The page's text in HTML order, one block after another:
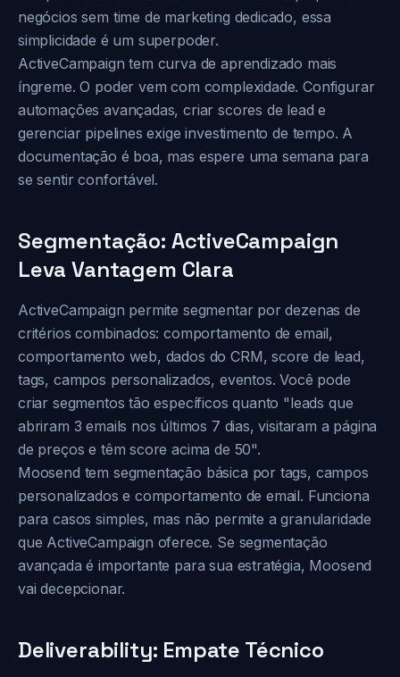
negócios sem time de marketing dedicado, essa
simplicidade é um superpoder.
ActiveCampaign tem curva de aprendizado mais
íngreme. O poder vem com complexidade. Configurar
automações avançadas, criar scores de lead e
gerenciar pipelines exige investimento de tempo. A
documentação é boa, mas espere uma semana para
se sentir confortável.
Segmentação: ActiveCampaign
Leva Vantagem Clara
ActiveCampaign permite segmentar por dezenas de
critérios combinados: comportamento de email,
comportamento web, dados do CRM, score de lead,
tags, campos personalizados, eventos. Você pode
criar segmentos tão específicos quanto "leads que
abriram 3 emails nos últimos 7 dias, visitaram a página
de preços e têm score acima de 50".
Moosend tem segmentação básica por tags, campos
personalizados e comportamento de email. Funciona
para casos simples, mas não permite a granularidade
que ActiveCampaign oferece. Se segmentação
avançada é importante para sua estratégia, Moosend
vai decepcionar.
Deliverability: Empate Técnico